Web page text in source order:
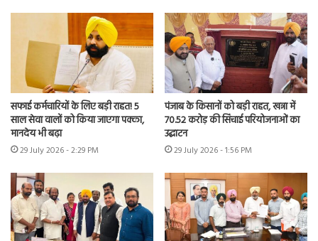
सफाई कर्मचारियों के लिए बड़ी राहत! 5
साल सेवा वालों को किया जाएगा पक्का,
मानदेय भी बढ़ा
29 July 2026 - 2:29 PM
पंजाब के किसानों को बड़ी राहत, खन्ना में
70.52 करोड़ की सिंचाई परियोजनाओं का
उद्घाटन
29 July 2026 - 1:56 PM